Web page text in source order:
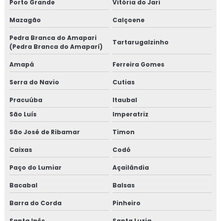
Porto Grande Vitória do Jari
Mazagão Calçoene
Pedra Branca do Amapari
(Pedra Branca do Amaparí)
Tartarugalzinho
Amapá Ferreira Gomes
Serra do Navio Cutias
Pracuúba
Itaubal
São Luís
Imperatriz
São José de Ribamar Timon
Caixas Codó
Paço do Lumiar Açailândia
Bacabal Balsas
Barra do Corda Pinheiro